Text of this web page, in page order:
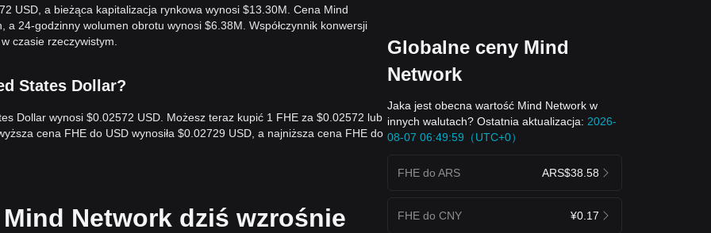
USD, a bieżąca kapitalizacja rynkowa wynosi $13.30M. Cena Mind
a 24-godzinny wolumen obrotu wynosi $6.38M. Współczynnik konwersji
czasie rzeczywistym.
States Dollar?
Dollar wynosi $0.02572 USD. Możesz teraz kupić 1 FHE za $0.02572 lub
cena FHE do USD wynosiła $0.02729 USD, a najniższa cena FHE do
Network dziś wzrośnie
Globalne ceny Mind
Network
Jaka jest obecna wartość Mind Network w
innych walutach? Ostatnia aktualizacja: 2026-
08-07 06:49:59（UTC+0）
FHE do ARS ARS$38.58
FHE do CNY ¥0.17